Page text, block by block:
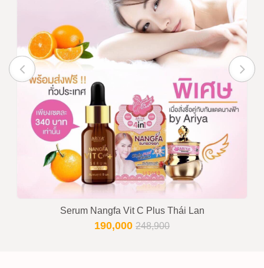
Serum Nangfa Vit C Plus Thái Lan
190,000 248,900